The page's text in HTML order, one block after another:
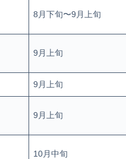
8月下旬〜9月上旬
9月上旬
9月上旬
9月上旬
10月中旬